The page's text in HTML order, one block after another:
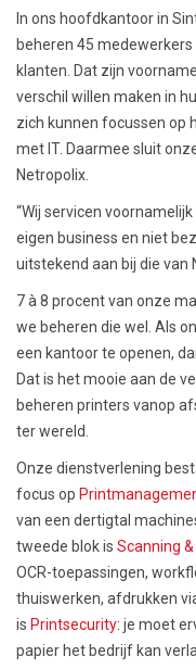
In ons hoofdkantoor in
beheren 45 medewerkers
klanten. Dat zijn
verschil willen maken in
zich kunnen focussen op
met IT. Daarmee sluit
Netropolix.
“Wij servicen
eigen business en niet
uitstekend aan bij die van
7 à 8 procent van onze
we beheren die wel. Als
een kantoor te openen,
Dat is het mooie aan de
beheren printers vanop
ter wereld.
Onze dienstverlening
focus op
van een dertigtal
tweede blok is Scanning
OCR-toepassingen,
thuiswerken, afdrukken
is Printsecurity: je moet
papier het bedrijf kan